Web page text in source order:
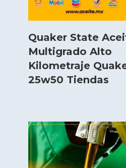
Quaker State
Multigrado Alto
Kilometraje
25w50 Tiendas